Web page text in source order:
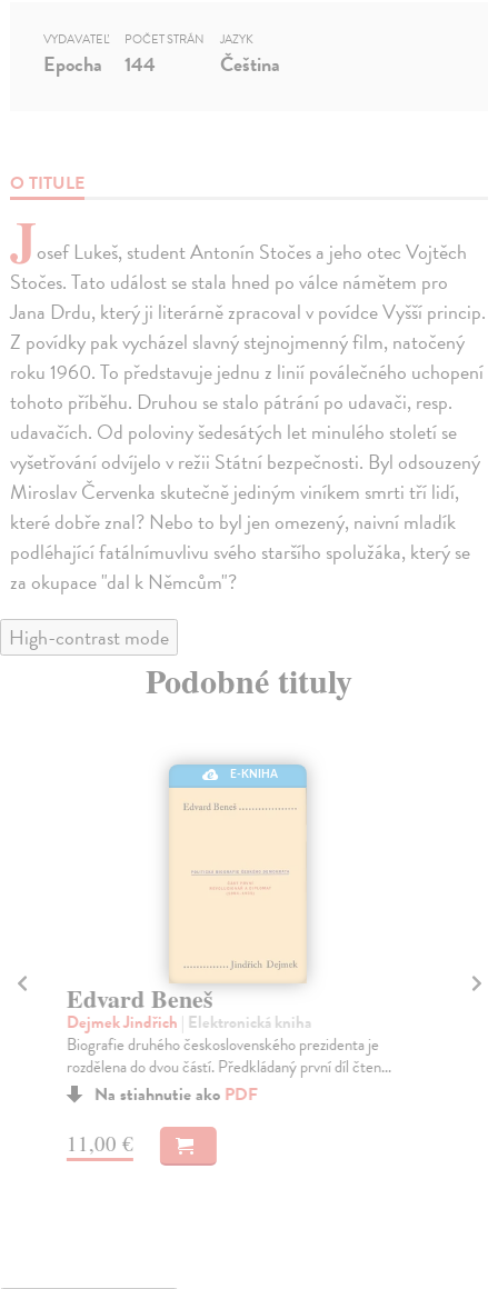
O TITULE
Josef Lukeš, student Antonín Stočes a jeho otec Vojtěch
Stočes. Tato událost se stala hned po válce námětem pro
Jana Drdu, který ji literárně zpracoval v povídce Vyšší princip.
Z povídky pak vycházel slavný stejnojmenný film, natočený
roku 1960. To představuje jednu z linií poválečného uchopení
tohoto příběhu. Druhou se stalo pátrání po udavači, resp.
udavačích. Od poloviny šedesátých let minulého století se
vyšetřování odvíjelo v režii Státní bezpečnosti. Byl odsouzený
Miroslav Červenka skutečně jediným viníkem smrti tří lidí,
které dobře znal? Nebo to byl jen omezený, naivní mladík
podléhající fatálnímuvlivu svého staršího spolužáka, který se
za okupace "dal k Němcům"?
VYDAVATEĽ
Epocha
POČET STRÁN
144
JAZYK
Čeština
High-contrast mode
Podobné tituly
E-KNIHA
Edvard Beneš
Dejmek Jindřich | Elektronická kniha
Biografie druhého československého prezidenta je
rozdělena do dvou částí. Předkládaný první díl čten...
Na stiahnutie ako PDF
11,00 €